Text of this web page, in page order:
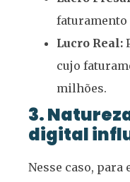
faturamento
Lucro Real:
cujo
milhões.
3.
digital
Nesse caso, para